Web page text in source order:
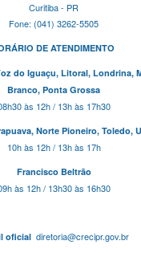
Curitiba - PR
Fone: (041) 3262-5505
DE ATENDIMENTO
do Iguaçu, Litoral, Londrina,
Branco, Ponta Grossa
às 12h / 13h às 17h30
Norte Pioneiro, Toledo,
10h às 12h / 13h às 17h
Francisco Beltrão
às 12h / 13h30 às 16h30
oficialdiretoria@crecipr.gov.br